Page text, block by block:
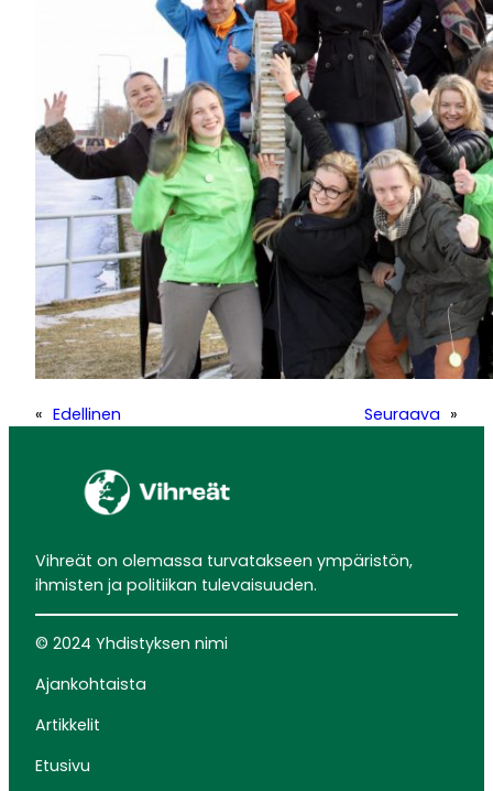
« Edellinen Seuraava »
Vihreät on olemassa turvatakseen ympäristön,
ihmisten ja politiikan tulevaisuuden.
© 2024 Yhdistyksen nimi
Ajankohtaista
Artikkelit
Etusivu